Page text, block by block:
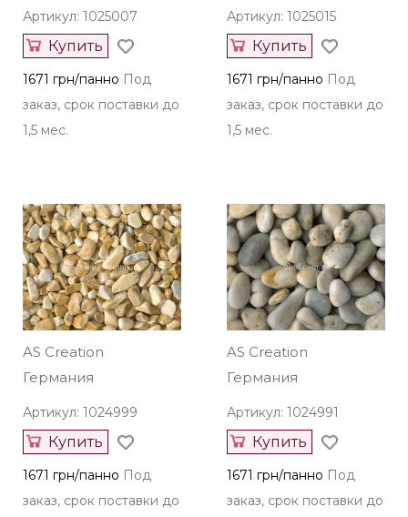
Артикул: 1025007
Купить
1671 грн/панно Под
заказ, срок поставки до
1,5 мес.
Артикул: 1025015
Купить
1671 грн/панно Под
заказ, срок поставки до
1,5 мес.
AS Creation
Германия
Артикул: 1024999
Купить
1671 грн/панно Под
заказ, срок поставки до
AS Creation
Германия
Артикул: 1024991
Купить
1671 грн/панно Под
заказ, срок поставки до